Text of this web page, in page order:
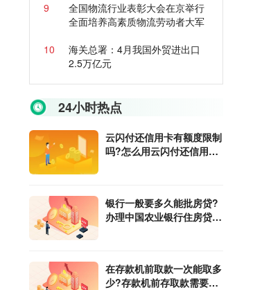
9
全国物流行业表彰大会在京举行
全面培养高素质物流劳动者大军
10
海关总署：4月我国外贸进出口
2.5万亿元
24小时热点
云闪付还信用卡有额度限制
吗?怎么用云闪付还信用
银行一般要多久能批房贷?
办理中国农业银行住房贷款
在​存款机前取款一次能取多
少?存款机前存取款需要注